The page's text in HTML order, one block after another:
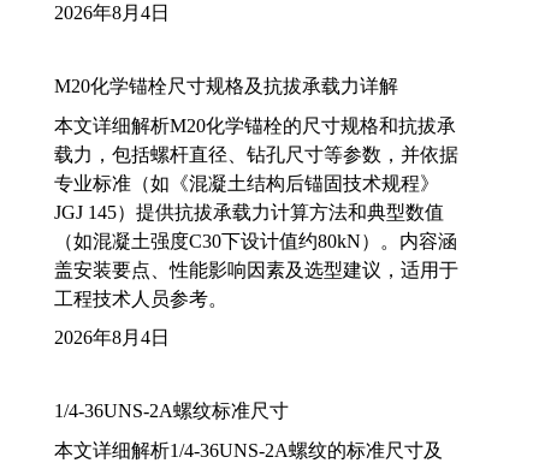
2026年8月4日
M20化学锚栓尺寸规格及抗拔承载力详解
本文详细解析M20化学锚栓的尺寸规格和抗拔承
载力，包括螺杆直径、钻孔尺寸等参数，并依据
专业标准（如《混凝土结构后锚固技术规程》
JGJ 145）提供抗拔承载力计算方法和典型数值
（如混凝土强度C30下设计值约80kN）。内容涵
盖安装要点、性能影响因素及选型建议，适用于
工程技术人员参考。
2026年8月4日
1/4-36UNS-2A螺纹标准尺寸
本文详细解析1/4-36UNS-2A螺纹的标准尺寸及